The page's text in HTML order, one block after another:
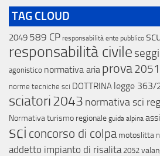
TAG CLOUD
2049 589 CP responsabilità ente pubblico
responsabilità civile
agonistico normativa aria prova2051
norme tecniche sci DOTTRINA legge 363/
sciatori2043 normativa sci
Normativa turismo regionale guida alpina
sci concorso di colpa motoslitta
addetto impianto di risalita 2052